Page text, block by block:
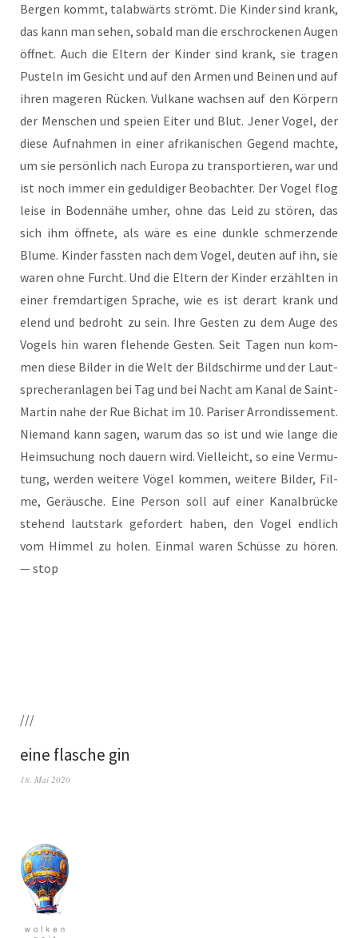
Ber­gen kommt, tal­ab­wärts strömt. Die Kin­der sind krank,
das kann man sehen, sobald man die erschro­cke­nen Augen
öff­net. Auch die Eltern der Kin­der sind krank, sie tra­gen
Pus­teln im Gesicht und auf den Armen und Bei­nen und auf
ihren mage­ren Rücken. Vul­ka­ne wach­sen auf den Kör­pern
der Men­schen und spei­en Eiter und Blut. Jener Vogel, der
die­se Auf­nah­men in einer afri­ka­ni­schen Gegend mach­te,
um sie per­sön­lich nach Euro­pa zu trans­por­tie­ren, war und
ist noch immer ein gedul­di­ger Beob­ach­ter. Der Vogel flog
lei­se in Boden­nä­he umher, ohne das Leid zu stö­ren, das
sich ihm öff­ne­te, als wäre es eine dunk­le schmer­zen­de
Blu­me. Kin­der fass­ten nach dem Vogel, deu­ten auf ihn, sie
waren ohne Furcht. Und die Eltern der Kin­der erzähl­ten in
einer fremd­ar­ti­gen Spra­che, wie es ist der­art krank und
elend und bedroht zu sein. Ihre Ges­ten zu dem Auge des
Vogels hin waren fle­hen­de Ges­ten. Seit Tagen nun kom­
men die­se Bil­der in die Welt der Bild­schir­me und der Laut­
spre­cher­an­la­gen bei Tag und bei Nacht am Kanal de Saint-
Mar­tin nahe der Rue Bichat im 10. Pari­ser Arron­dis­se­ment.
Nie­mand kann sagen, war­um das so ist und wie lan­ge die
Heim­su­chung noch dau­ern wird. Viel­leicht, so eine Ver­mu­
tung, wer­den wei­te­re Vögel kom­men, wei­te­re Bil­der, Fil­
me, Geräu­sche. Eine Per­son soll auf einer Kanal­brü­cke
ste­hend laut­stark gefor­dert haben, den Vogel end­lich
vom Him­mel zu holen. Ein­mal waren Schüs­se zu hören.
— stop
///
eine flasche gin
18. Mai 2020